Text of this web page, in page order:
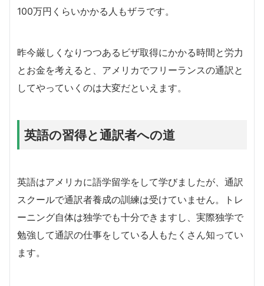
100万円くらいかかる人もザラです。
昨今厳しくなりつつあるビザ取得にかかる時間と労力
とお金を考えると、アメリカでフリーランスの通訳と
してやっていくのは大変だといえます。
英語の習得と通訳者への道
英語はアメリカに語学留学をして学びましたが、通訳
スクールで通訳者養成の訓練は受けていません。トレ
ーニング自体は独学でも十分できますし、実際独学で
勉強して通訳の仕事をしている人もたくさん知ってい
ます。